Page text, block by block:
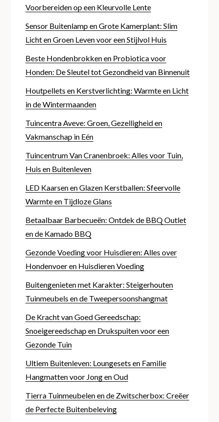
Voorbereiden op een Kleurvolle Lente
Sensor Buitenlamp en Grote Kamerplant: Slim
Licht en Groen Leven voor een Stijlvol Huis
Beste Hondenbrokken en Probiotica voor
Honden: De Sleutel tot Gezondheid van Binnenuit
Houtpellets en Kerstverlichting: Warmte en Licht
in de Wintermaanden
Tuincentra Aveve: Groen, Gezelligheid en
Vakmanschap in Eén
Tuincentrum Van Cranenbroek: Alles voor Tuin,
Huis en Buitenleven
LED Kaarsen en Glazen Kerstballen: Sfeervolle
Warmte en Tijdloze Glans
Betaalbaar Barbecueën: Ontdek de BBQ Outlet
en de Kamado BBQ
Gezonde Voeding voor Huisdieren: Alles over
Hondenvoer en Huisdieren Voeding
Buitengenieten met Karakter: Steigerhouten
Tuinmeubels en de Tweepersoonshangmat
De Kracht van Goed Gereedschap:
Snoeigereedschap en Drukspuiten voor een
Gezonde Tuin
Ultiem Buitenleven: Loungesets en Familie
Hangmatten voor Jong en Oud
Tierra Tuinmeubelen en de Zwitscherbox: Creëer
de Perfecte Buitenbeleving